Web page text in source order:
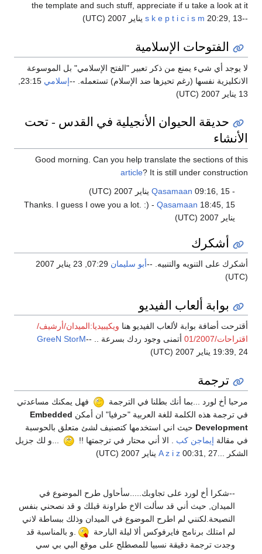
the template and such stuff, appreciate if u take a look at it
--
s k e p t i c i s m 20:29, 13 يناير 2007 (UTC)
الفتوحات الإسلامية
لا يوجد أي شيء يمنع من ذكر تعبير "الفتح الإسلامي" بل الموسوعة
الانكليزية نفسها (رغم تحيزها ضد الإسلام) تستعمله. --إسلامي
13 يناير 2007 (UTC)
حديقة الحيوان الأنجيلية في القدس - تحت
الأنشاء
Good morning. Can you help translate the sections of this
article? It is still under construction
-
Qasamaan 09:16, 15 يناير 2007 (UTC)
Thanks. I guess I owe you a lot. :) - Qasamaan 18:45, 15
يناير 2007 (UTC)
أشكرك
أشكرك على التنويه والتنبيه. --أبو سليمان
07:29, 23 يناير 2007
(UTC)
بوابة ألعاب الفيديو
أقترحت أضافة بوابة لألعاب الفيديو هنا ويكيبيديا:الميدان/أرشيف/
اقتراحات/01/2007
أتمنى وجود ردك بسرعة .. --GreeN StorM
19:39, 24 يناير 2007 (UTC)
ترجمة
مرحبا أخ لورد ...بما أنك بطلنا في الترجمة
فهل يمكنك مساعدتي
في ترجمة هذه الكلمة للغة العربية "حرفيا" ان أمكن Embedded
Development حيث اني استخدمها كتصنيف لشئ متعلق بالحوسبة
في مقالة إيماجن كب . الا أني محتار في ترجمتها !!
...و لك جزيل
الشكر ...
A z i z 00:31, 27 يناير 2007 (UTC)
--شكرا أخ لورد على تجاوبك.....سأحاول طرح الموضوع في
الميدان, حيث أني قد سألت الاخ طراونة قبلك و قد نصحني بنفس
النصيحة.لكنني لم اطرح الموضوع في الميدان وذلك ببساطة لاني
لم امتلك برنامج فايرفوكس ألا ليلة البارحة
.و بالمناسبة قد
وجدت ترجمة دقيقة نسبيا للمصطلح على موقع البي بي سي